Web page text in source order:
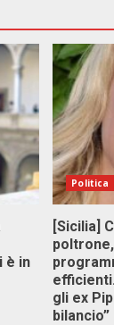
è in
Politica
[Sicilia]
gli ex
bilancio”